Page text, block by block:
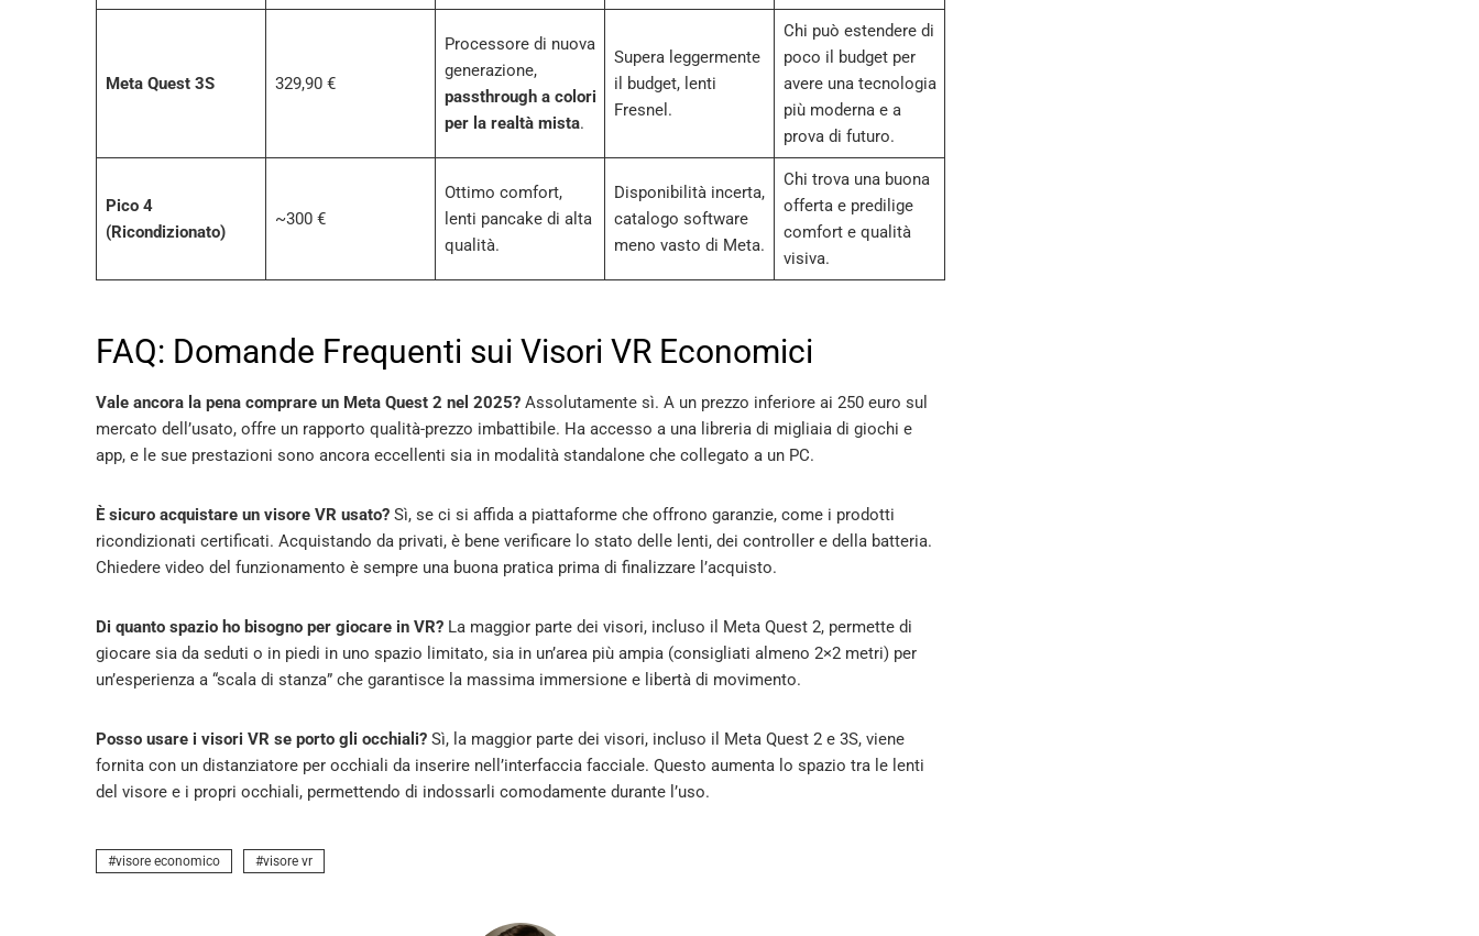
Meta Quest 3S 329,90 €
Processore di nuova
generazione,
passthrough a colori
per la realtà mista.
Supera leggermente
il budget, lenti
Fresnel.
Chi può estendere di
poco il budget per
avere una tecnologia
più moderna e a
prova di futuro.
Pico 4
(Ricondizionato)
~300 €
Ottimo comfort,
lenti pancake di alta
qualità.
Disponibilità incerta,
catalogo software
meno vasto di Meta.
Chi trova una buona
offerta e predilige
comfort e qualità
visiva.
FAQ: Domande Frequenti sui Visori VR Economici
Vale ancora la pena comprare un Meta Quest 2 nel 2025? Assolutamente sì. A un prezzo inferiore ai 250 euro sul
mercato dell’usato, offre un rapporto qualità-prezzo imbattibile. Ha accesso a una libreria di migliaia di giochi e
app, e le sue prestazioni sono ancora eccellenti sia in modalità standalone che collegato a un PC.
È sicuro acquistare un visore VR usato? Sì, se ci si affida a piattaforme che offrono garanzie, come i prodotti
ricondizionati certificati. Acquistando da privati, è bene verificare lo stato delle lenti, dei controller e della batteria.
Chiedere video del funzionamento è sempre una buona pratica prima di finalizzare l’acquisto.
Di quanto spazio ho bisogno per giocare in VR? La maggior parte dei visori, incluso il Meta Quest 2, permette di
giocare sia da seduti o in piedi in uno spazio limitato, sia in un’area più ampia (consigliati almeno 2×2 metri) per
un’esperienza a “scala di stanza” che garantisce la massima immersione e libertà di movimento.
Posso usare i visori VR se porto gli occhiali? Sì, la maggior parte dei visori, incluso il Meta Quest 2 e 3S, viene
fornita con un distanziatore per occhiali da inserire nell’interfaccia facciale. Questo aumenta lo spazio tra le lenti
del visore e i propri occhiali, permettendo di indossarli comodamente durante l’uso.
visore economico visore vr